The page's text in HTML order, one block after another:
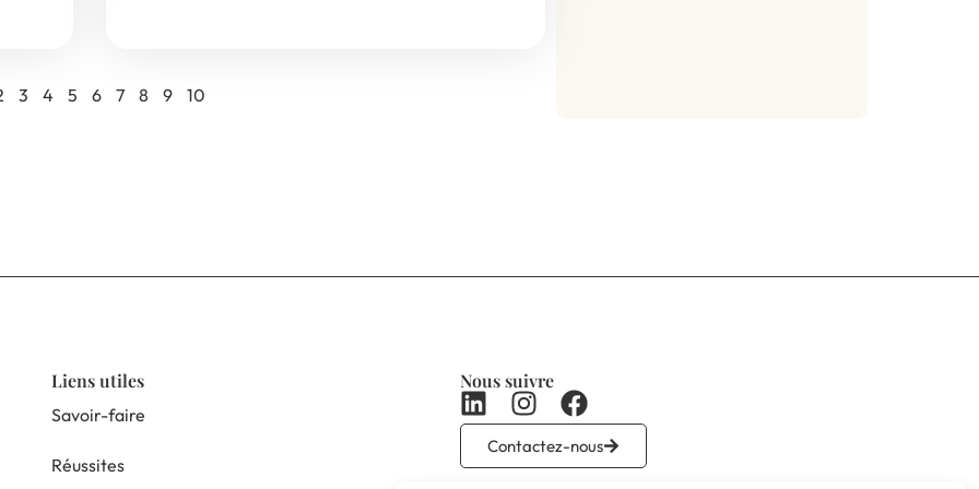
3 4 5 6 7 8 9 10
Liens utiles
Savoir-faire
Réussites
Nous suivre
Contactez-nous